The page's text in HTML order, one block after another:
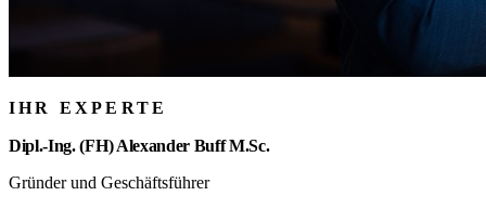
IHR EXPERTE
Dipl.-Ing. (FH) Alexander Buff M.Sc.
Gründer und Geschäftsführer